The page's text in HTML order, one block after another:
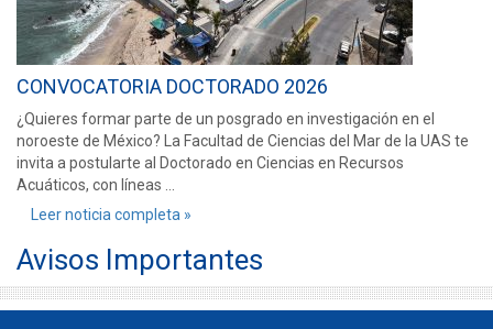
CONVOCATORIA DOCTORADO 2026
¿Quieres formar parte de un posgrado en investigación en el
noroeste de México? La Facultad de Ciencias del Mar de la UAS te
invita a postularte al Doctorado en Ciencias en Recursos
Acuáticos, con líneas ...
Leer noticia completa »
Avisos Importantes